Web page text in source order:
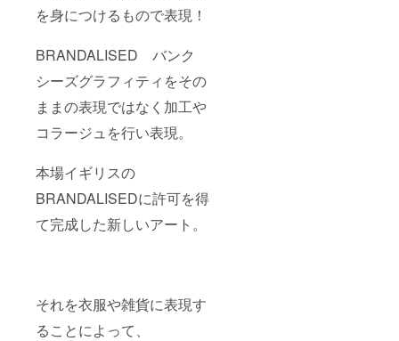
を身につけるもので表現！
BRANDALISED バンク
シーズグラフィティをその
ままの表現ではなく加工や
コラージュを行い表現。
本場イギリスの
BRANDALISEDに許可を得
て完成した新しいアート。
それを衣服や雑貨に表現す
ることによって、